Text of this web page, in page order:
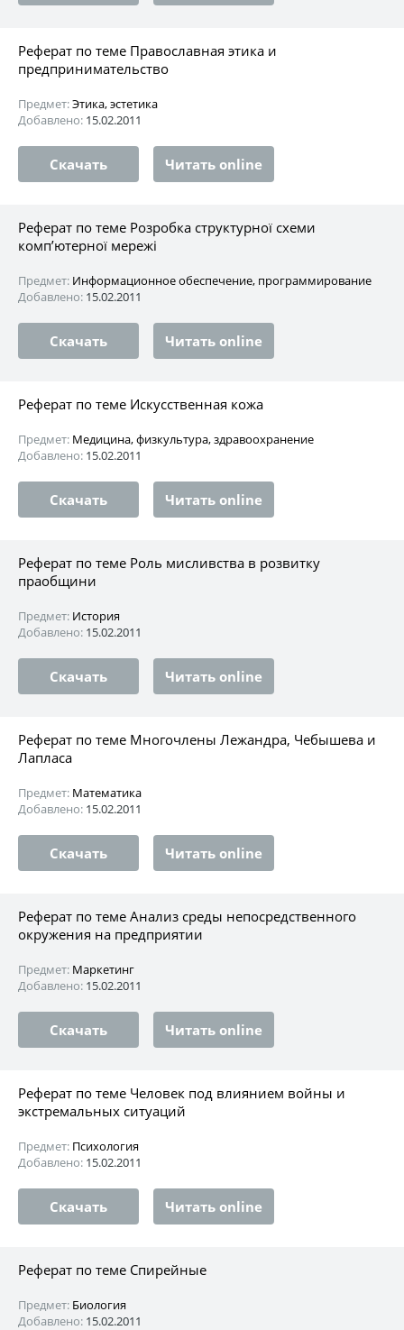
Реферат по теме Православная этика и
предпринимательство
Предмет:Этика, эстетика
Добавлено: 15.02.2011
Скачать Читать online
Реферат по теме Розробка структурної схеми
комп’ютерної мережі
Предмет: Информационное обеспечение, программирование
Добавлено: 15.02.2011
Скачать Читать online
Реферат по теме Искусственная кожа
Предмет: Медицина, физкультура, здравоохранение
Добавлено: 15.02.2011
Скачать Читать online
Реферат по теме Роль мисливства в розвитку
праобщини
Предмет: История
Добавлено: 15.02.2011
Скачать Читать online
Реферат по теме Многочлены Лежандра, Чебышева и
Лапласа
Предмет: Математика
Добавлено: 15.02.2011
Скачать Читать online
Реферат по теме Анализ среды непосредственного
окружения на предприятии
Предмет: Маркетинг
Добавлено: 15.02.2011
Скачать Читать online
Реферат по теме Человек под влиянием войны и
экстремальных ситуаций
Предмет: Психология
Добавлено: 15.02.2011
Скачать Читать online
Реферат по теме Спирейные
Предмет: Биология
Добавлено: 15.02.2011